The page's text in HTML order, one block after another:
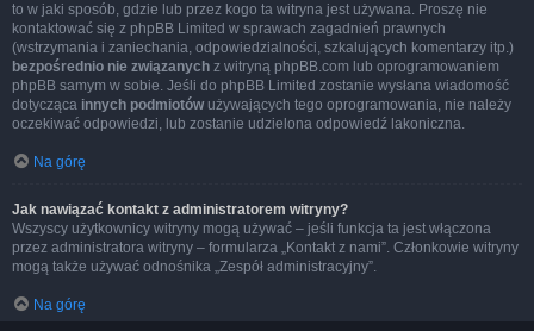
to w jaki sposób, gdzie lub przez kogo ta witryna jest używana. Proszę nie
kontaktować się z phpBB Limited w sprawach zagadnień prawnych
(wstrzymania i zaniechania, odpowiedzialności, szkalujących komentarzy itp.)
bezpośrednio nie związanych z witryną phpBB.com lub oprogramowaniem
phpBB samym w sobie. Jeśli do phpBB Limited zostanie wysłana wiadomość
dotycząca innych podmiotów używających tego oprogramowania, nie należy
oczekiwać odpowiedzi, lub zostanie udzielona odpowiedź lakoniczna.
Na górę
Jak nawiązać kontakt z administratorem witryny?
Wszyscy użytkownicy witryny mogą używać – jeśli funkcja ta jest włączona
przez administratora witryny – formularza „Kontakt z nami”. Członkowie witryny
mogą także używać odnośnika „Zespół administracyjny”.
Na górę